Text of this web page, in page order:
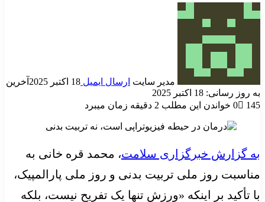
مدیر سایت ارسال ایمیل 18 اکتبر 2025
آخرین
به روز رسانی: 18 اکتبر 2025
0
145 خواندن این مطلب 2 دقیقه زمان میبرد
به گزارش خبرگزاری سلامت، محمد قره خانی به
مناسبت روز ملی تربیت بدنی و روز ملی پارالمپیک،
با تأکید بر اینکه «ورزش تنها یک تفریح نیست، بلکه